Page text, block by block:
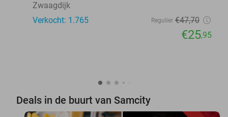
Zwaagdijk
Verkocht: 1.765
Regulier €47,70
€25,95
Deals in de buurt van Samcity